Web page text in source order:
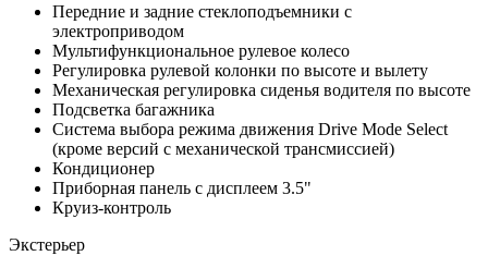
Передние и задние стеклоподъемники с
электроприводом
Мультифункциональное рулевое колесо
Регулировка рулевой колонки по высоте и вылету
Механическая регулировка сиденья водителя по высоте
Подсветка багажника
Система выбора режима движения Drive Mode Select
(кроме версий с механической трансмиссией)
Кондиционер
Приборная панель с дисплеем 3.5"
Круиз-контроль
Экстерьер